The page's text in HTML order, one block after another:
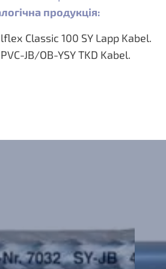
продукція:
Classic 100 SY Lapp Kabel.
JB/OB-YSY TKD Kabel.